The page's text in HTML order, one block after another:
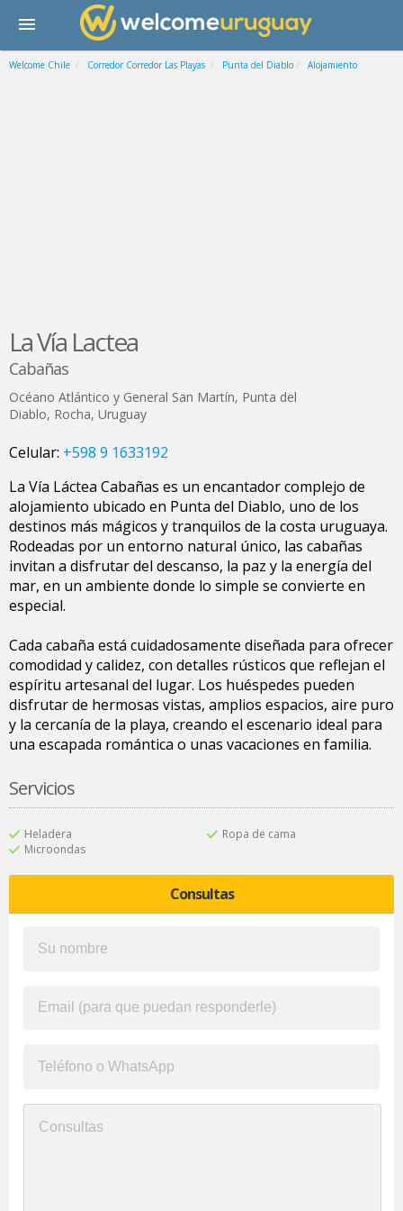
Welcome Chile Corredor Corredor Las Playas Punta del Diablo Alojamiento
La Vía Lactea
Cabañas
Océano Atlántico y General San Martín, Punta del
Diablo, Rocha, Uruguay
Celular: +598 9 1633192
La Vía Láctea Cabañas es un encantador complejo de
alojamiento ubicado en Punta del Diablo, uno de los
destinos más mágicos y tranquilos de la costa uruguaya.
Rodeadas por un entorno natural único, las cabañas
invitan a disfrutar del descanso, la paz y la energía del
mar, en un ambiente donde lo simple se convierte en
especial.
Cada cabaña está cuidadosamente diseñada para ofrecer
comodidad y calidez, con detalles rústicos que reflejan el
espíritu artesanal del lugar. Los huéspedes pueden
disfrutar de hermosas vistas, amplios espacios, aire puro
y la cercanía de la playa, creando el escenario ideal para
una escapada romántica o unas vacaciones en familia.
Servicios
Heladera
Microondas
Ropa de cama
Consultas